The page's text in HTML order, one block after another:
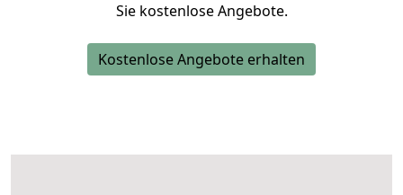
Sie kostenlose Angebote.
Kostenlose Angebote erhalten